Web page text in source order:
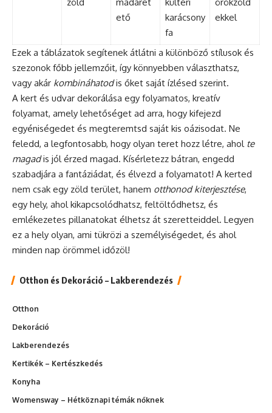
zöld
madáret
ető
kültéri
karácsony
fa
örökzöld
ekkel
Ezek a táblázatok segítenek átlátni a különböző stílusok és
szezonok főbb jellemzőit, így könnyebben választhatsz,
vagy akár kombináhatodis őket saját ízlésed szerint.
A kert és udvar dekorálása egy folyamatos, kreatív
folyamat, amely lehetőséget ad arra, hogy kifejezd
egyéniségedet és megteremtsd saját kis oázisodat. Ne
feledd, a legfontosabb, hogy olyan teret hozz létre, ahol te
magadis jól érzed magad. Kísérletezz bátran, engedd
szabadjára a fantáziádat, és élvezd a folyamatot! A kerted
nem csak egy zöld terület, hanem otthonod kiterjesztése,
egy hely, ahol kikapcsolódhatsz, feltöltődhetsz, és
emlékezetes pillanatokat élhetsz át szeretteiddel. Legyen
ez a hely olyan, ami tükrözi a személyiségedet, és ahol
minden nap örömmel időzöl!
Otthon és Dekoráció – Lakberendezés
Otthon
Dekoráció
Lakberendezés
Kertikék – Kertészkedés
Konyha
Womensway – Hétköznapi témák nőknek